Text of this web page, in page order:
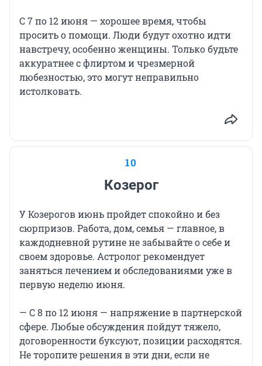
С 7 по 12 июня — хорошее время, чтобы
просить о помощи. Люди будут охотно идти
навстречу, особенно женщины. Только будьте
аккуратнее с флиртом и чрезмерной
любезностью, это могут неправильно
истолковать.
10
Козерог
У Козерогов июнь пройдет спокойно и без
сюрпризов. Работа, дом, семья — главное, в
каждодневной рутине не забывайте о себе и
своем здоровье. Астролог рекомендует
заняться лечением и обследованиями уже в
первую неделю июня.
— С 8 по 12 июня — напряжение в партнерской
сфере. Любые обсуждения пойдут тяжело,
договоренности буксуют, позиции расходятся.
Не торопите решения в эти дни, если не